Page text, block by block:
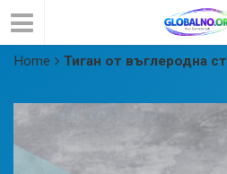
Home Тиган от въглеродна